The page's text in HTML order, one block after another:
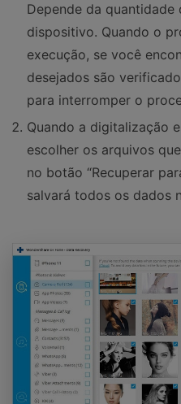
Depende da quantidade
dispositivo. Quando o
execução, se você
desejados são
para interromper o
Quando a digitalização
escolher os arquivos
no botão “Recuperar
salvará todos os dados